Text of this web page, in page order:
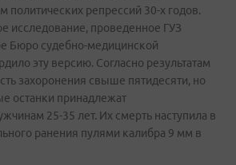
политических репрессий 30-х годов.
исследование, проведенное ГУЗ
Бюро судебно-медицинской
эту версию. Согласно результатам
захоронения свыше пятидесяти, но
останки принадлежат
25-35 лет. Их смерть наступила в
ранения пулями калибра 9 мм в